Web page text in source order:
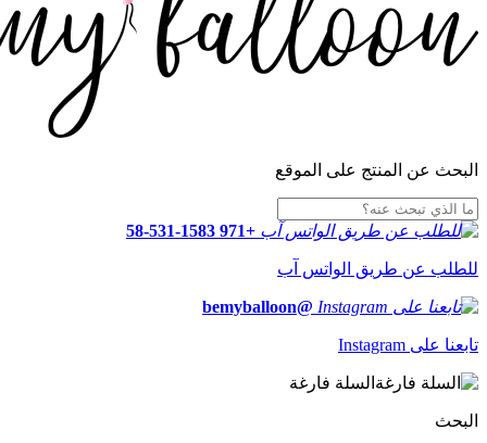
البحث عن المنتج على الموقع
+971 58-531-1583
للطلب عن طريق الواتس آب
@bemyballoon
تابعنا على Instagram
السلة فارغة
البحث